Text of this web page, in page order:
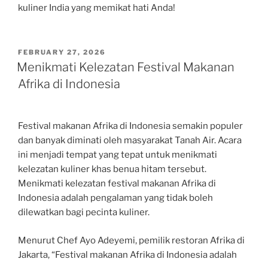
kuliner India yang memikat hati Anda!
POSTED
ON
FEBRUARY 27, 2026
Menikmati Kelezatan Festival Makanan
Afrika di Indonesia
Festival makanan Afrika di Indonesia semakin populer
dan banyak diminati oleh masyarakat Tanah Air. Acara
ini menjadi tempat yang tepat untuk menikmati
kelezatan kuliner khas benua hitam tersebut.
Menikmati kelezatan festival makanan Afrika di
Indonesia adalah pengalaman yang tidak boleh
dilewatkan bagi pecinta kuliner.
Menurut Chef Ayo Adeyemi, pemilik restoran Afrika di
Jakarta, “Festival makanan Afrika di Indonesia adalah